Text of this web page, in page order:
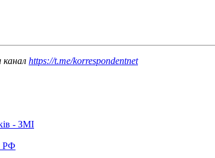
канал https://t.me/korrespondentnet
- ЗМІ
РФ